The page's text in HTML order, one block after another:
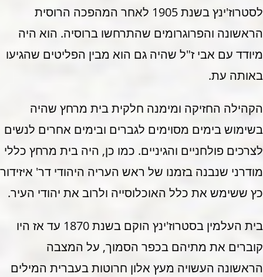
לסטרוז'ינץ בשנת 1905 לאחר המהפכה הרוסית
הראשונה והפרוגרומים שהתרחשו ברוסיה. הוא היה
מיודד עם אבי ז"ל שהיה גם הוא מבין הפליטים שהגיעו
באותה עת.
הקהילה החזיקה ומימנה חלקית בית מרחץ שהיה
בשימוש בימים מסוימים לגברים ובימים אחרים לנשים
לצרכים פולחניים והגיניים. כמו כן, היה בית מרחץ כללי
מודרני שנבנה בזמנו של ראש העריה היהודי דר' איזידור
כץ ששימש את כלל האוכלוסייה ולרוב את יהודי העיר.
בית העלמין בסטרוז'ינץ הוקם בשנת 1870 עד אז היו
קוברים את מתיהם בכפר הסמוך, על המצבה
הראשונה העשויה מעץ אלון חרוטות בעברית המילים